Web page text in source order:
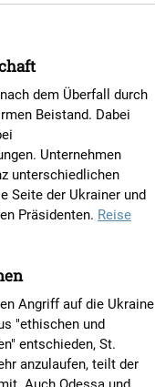
dem Überfall durch
Beistand. Dabei
Unternehmen
unterschiedlichen
Seite der Ukrainer und
Präsidenten. Reise
Angriff auf die Ukraine
"ethischen und
entschieden, St.
anzulaufen, teilt der